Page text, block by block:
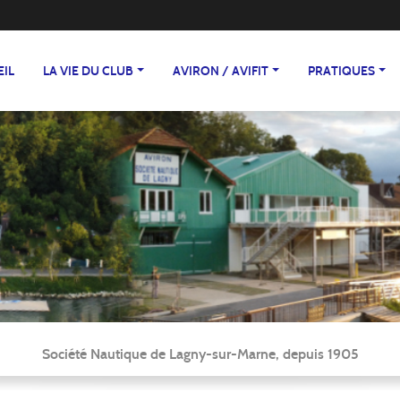
LA VIE DU CLUB AVIRON / AVIFIT PRATIQUES
Société Nautique de Lagny-sur-Marne, depuis 1905